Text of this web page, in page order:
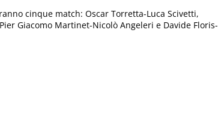
cinque match: Oscar Torretta-Luca Scivetti,
Giacomo Martinet-Nicolò Angeleri e Davide Floris-